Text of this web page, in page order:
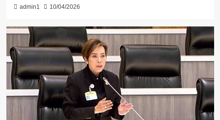
admin1 10/04/2026